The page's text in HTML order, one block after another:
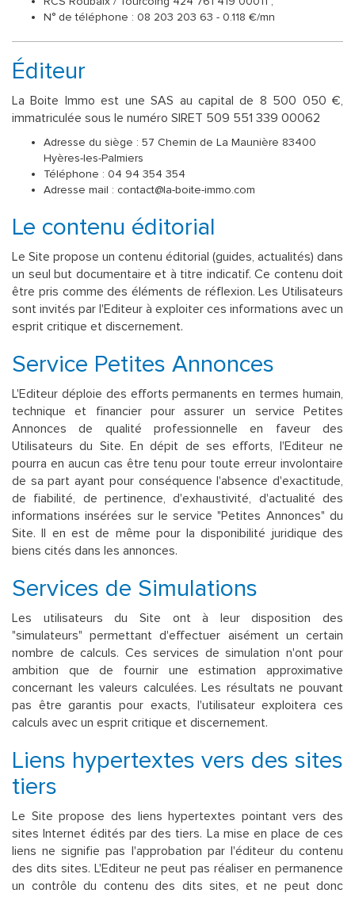
N° de téléphone : 08 203 203 63 - 0.118 €/mn
Éditeur
La Boite Immo est une SAS au capital de 8 500 050 €,
immatriculée sous le numéro SIRET 509 551 339 00062
Adresse du siège : 57 Chemin de La Maunière 83400
Hyères-les-Palmiers
Téléphone : 04 94 354 354
Adresse mail : contact@la-boite-immo.com
Le contenu éditorial
Le Site propose un contenu éditorial (guides, actualités) dans
un seul but documentaire et à titre indicatif. Ce contenu doit
être pris comme des éléments de réflexion. Les Utilisateurs
sont invités par l'Editeur à exploiter ces informations avec un
esprit critique et discernement.
Service Petites Annonces
L'Editeur déploie des efforts permanents en termes humain,
technique et financier pour assurer un service Petites
Annonces de qualité professionnelle en faveur des
Utilisateurs du Site. En dépit de ses efforts, l'Editeur ne
pourra en aucun cas être tenu pour toute erreur involontaire
de sa part ayant pour conséquence l'absence d'exactitude,
de fiabilité, de pertinence, d'exhaustivité, d'actualité des
informations insérées sur le service "Petites Annonces" du
Site. Il en est de même pour la disponibilité juridique des
biens cités dans les annonces.
Services de Simulations
Les utilisateurs du Site ont à leur disposition des
"simulateurs" permettant d'effectuer aisément un certain
nombre de calculs. Ces services de simulation n'ont pour
ambition que de fournir une estimation approximative
concernant les valeurs calculées. Les résultats ne pouvant
pas être garantis pour exacts, l'utilisateur exploitera ces
calculs avec un esprit critique et discernement.
Liens hypertextes vers des sites
tiers
Le Site propose des liens hypertextes pointant vers des
sites Internet édités par des tiers. La mise en place de ces
liens ne signifie pas l'approbation par l'éditeur du contenu
des dits sites. L'Editeur ne peut pas réaliser en permanence
un contrôle du contenu des dits sites, et ne peut donc